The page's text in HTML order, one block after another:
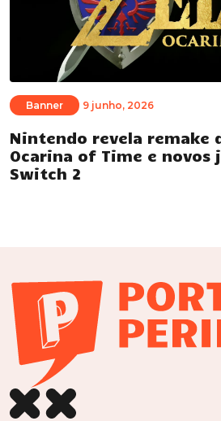
Banner 9 junho, 2026
Nintendo revela remake
Ocarina of Time e novos
Switch 2